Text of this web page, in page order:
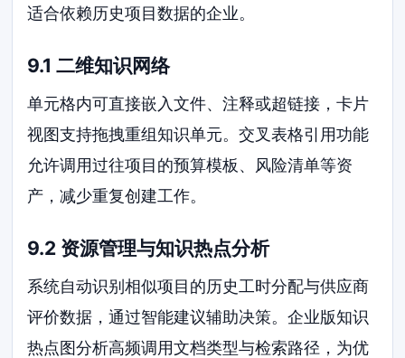
适合依赖历史项目数据的企业。
9.1 二维知识网络
单元格内可直接嵌入文件、注释或超链接，卡片
视图支持拖拽重组知识单元。交叉表格引用功能
允许调用过往项目的预算模板、风险清单等资
产，减少重复创建工作。
9.2 资源管理与知识热点分析
系统自动识别相似项目的历史工时分配与供应商
评价数据，通过智能建议辅助决策。企业版知识
热点图分析高频调用文档类型与检索路径，为优